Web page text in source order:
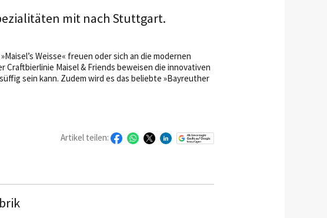
mit nach Stuttgart.
Weisse« freuen oder sich an die modernen
Craftbierlinie Maisel & Friends beweisen die innovativen
sein kann. Zudem wird es das beliebte »Bayreuther
Artikel teilen: